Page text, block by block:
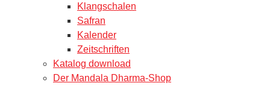
Klangschalen
Safran
Kalender
Zeitschriften
Katalog download
Der Mandala Dharma-Shop